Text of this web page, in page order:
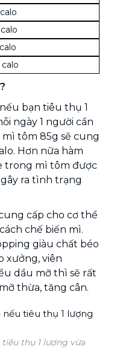
bạn tiêu thụ 1
ngày 1 người cần
mì tôm 85g sẽ cung
Hơn nữa hàm
trong mì tôm được
ra tình trạng
cấp cho cơ thể
chế biến mì.
giàu chất béo
xưởng, viên
dầu mỡ thì sẽ rất
thừa, tăng cân.
thụ 1 lượng vừa